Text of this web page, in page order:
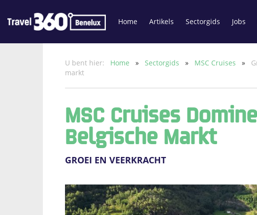
Home Artikels Sectorgids Jobs
U bent hier: Home » Sectorgids » MSC Cruises »
markt
MSC Cruises
Belgische Markt
GROEI EN VEERKRACHT